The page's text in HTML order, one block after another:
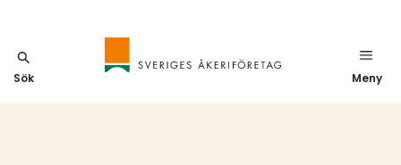
Sök Meny